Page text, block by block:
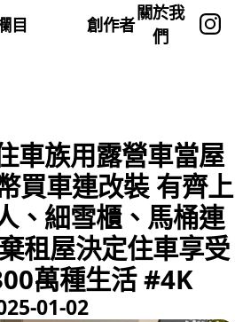
目 創作者
關於我
們
車族用露營車當屋
買車連改裝 有齊上
、細雪櫃、馬桶連
租屋決定住車享受
萬種生活 #4K
01-02